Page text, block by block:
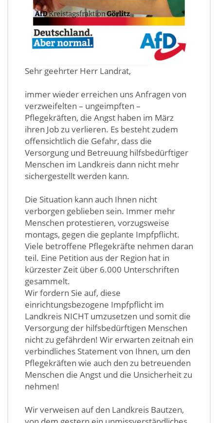
Sehr geehrter Herr Landrat,
immer wieder erreichen uns Anfragen von
verzweifelten – ungeimpften –
Pflegekräften, die Angst haben im März
ihren Job zu verlieren. Es besteht zudem
offensichtlich die Gefahr, dass die
Versorgung und Betreuung hilfsbedürftiger
Menschen im Landkreis dann nicht mehr
sichergestellt werden kann.
Die Situation kann auch Ihnen nicht
verborgen geblieben sein. Immer mehr
Menschen protestieren, vorzugsweise
montags, gegen die geplante Impfpflicht.
Viele betroffene Pflegekräfte nehmen daran
teil. Eine Petition aus der Region hat in
kürzester Zeit über 6.000 Unterschriften
gesammelt.
Wir fordern Sie auf, diese
einrichtungsbezogene Impfpflicht im
Landkreis NICHT umzusetzen und somit die
Versorgung der hilfsbedürftigen Menschen
nicht zu gefährden! Wir erwarten zeitnah ein
verbindliches Statement von Ihnen, um den
Pflegekräften wie auch den zu betreuenden
Menschen die Angst und die Unsicherheit zu
nehmen!
Wir verweisen auf den Landkreis Bautzen,